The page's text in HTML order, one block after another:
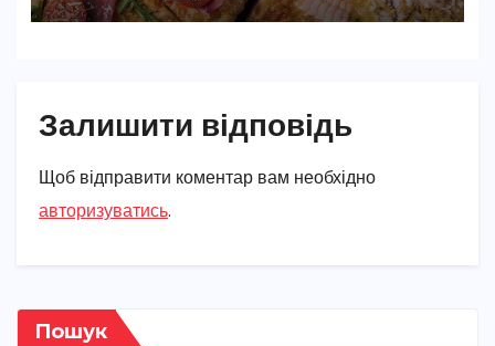
Залишити відповідь
Щоб відправити коментар вам необхідно
авторизуватись.
Пошук